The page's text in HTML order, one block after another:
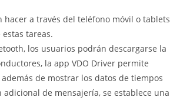
a través del teléfono móvil o tablets
tareas.
los usuarios podrán descargarse la
la app VDO Driver permite
de mostrar los datos de tiempos
adicional de mensajería, se establece una